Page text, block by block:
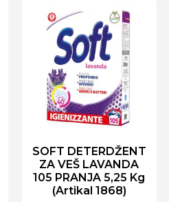
SOFT DETERDŽENT
ZA VEŠ LAVANDA
105 PRANJA 5,25 Kg
(Artikal 1868)